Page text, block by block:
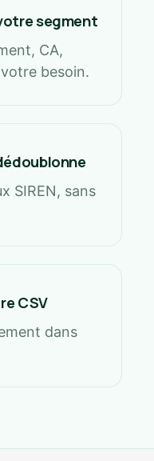
segment
CA,
besoin.
SIREN, sans
CSV
dans